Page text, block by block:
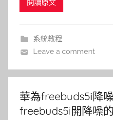
閱讀原文
系統教程
Leave a comment
華為freebuds5i降
freebuds5i開降噪